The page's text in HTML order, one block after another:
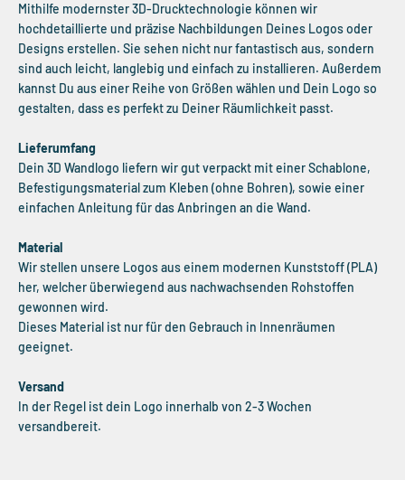
Mithilfe modernster 3D-Drucktechnologie können wir
hochdetaillierte und präzise Nachbildungen Deines Logos oder
Designs erstellen. Sie sehen nicht nur fantastisch aus, sondern
sind auch leicht, langlebig und einfach zu installieren. Außerdem
kannst Du aus einer Reihe von Größen wählen und Dein Logo so
gestalten, dass es perfekt zu Deiner Räumlichkeit passt.
Lieferumfang
Dein 3D Wandlogo liefern wir gut verpackt mit einer Schablone,
Befestigungsmaterial zum Kleben (ohne Bohren), sowie einer
einfachen Anleitung für das Anbringen an die Wand.
Material
Wir stellen unsere Logos aus einem modernen Kunststoff (PLA)
her, welcher überwiegend aus nachwachsenden Rohstoffen
gewonnen wird.
Dieses Material ist nur für den Gebrauch in Innenräumen
geeignet.
Versand
In der Regel ist dein Logo innerhalb von 2-3 Wochen
versandbereit.